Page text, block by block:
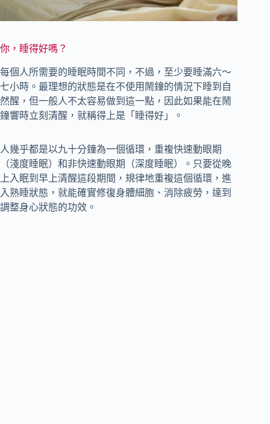
你，睡得好嗎？
每個人所需要的睡眠時間不同，不過，至少要睡滿六～
七小時。最理想的狀態是在不使用鬧鐘的情況下睡到自
然醒，但一般人不太容易做到這一點，因此如果能在鬧
鐘響時立刻清醒，就稱得上是「睡得好」。
人幾乎都是以九十分鐘為一個循環，重複快速動眼期
（淺度睡眠）和非快速動眼期（深度睡眠）。只要從晚
上入眠到早上清醒這段期間，規律地重複這個循環，進
入熟睡狀態，就能確實修復身體細胞、消除疲勞，達到
調整身心狀態的功效。